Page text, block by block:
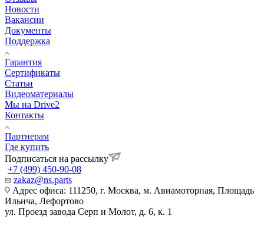
Новости
Вакансии
Документы
Поддержка
Гарантия
Сертификаты
Статьи
Видеоматериалы
Мы на Drive2
Контакты
Партнерам
Где купить
Подписаться на рассылку
+7 (499) 450-90-08
zakaz@ns.parts
Адрес офиса: 111250, г. Москва, м. Авиамоторная, Площадь
Ильича, Лефортово
ул. Проезд завода Серп и Молот, д. 6, к. 1